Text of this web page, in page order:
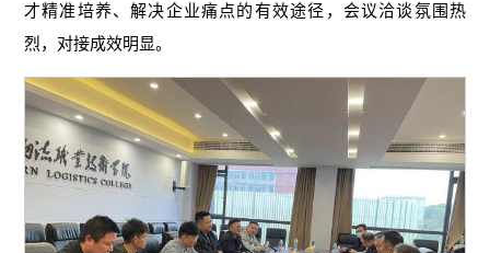
才精准培养、解决企业痛点的有效途径，会议洽谈氛围热
烈，对接成效明显。